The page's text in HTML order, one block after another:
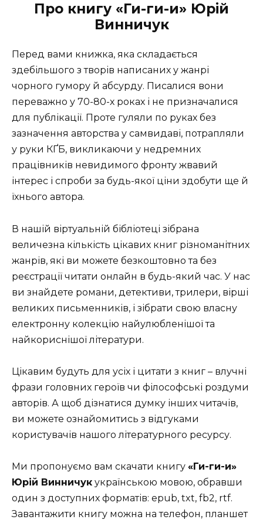
Про книгу «Ги-ги-и» Юрій
Винничук
Перед вами книжка, яка складається
здебільшого з творів написаних у жанрі
чорного гумору й абсурду. Писалися вони
переважно у 70-80-х роках і не призначалися
для публікації. Проте гуляли по руках без
зазначення авторства у самвидаві, потрапляли
у руки КҐБ, викликаючи у недремних
працівників невидимого фронту жвавий
інтерес і спроби за будь-якої ціни здобути ще й
їхнього автора.
В нашій віртуальній бібліотеці зібрана
величезна кількість цікавих книг різноманітних
жанрів, які ви можете безкоштовно та без
реєстрації читати онлайн в будь-який час. У нас
ви знайдете романи, детективи, трилери, вірші
великих письменників, і зібрати свою власну
електронну колекцію найулюбленішої та
найкориснішої літератури.
Цікавим будуть для усіх і цитати з книг – влучні
фрази головних героїв чи філософські роздуми
авторів. А щоб дізнатися думку інших читачів,
ви можете ознайомитись з відгуками
користувачів нашого літературного ресурсу.
Ми пропонуємо вам скачати книгу «Ги-ги-и»
Юрій Винничук українською мовою, обравши
один з доступних форматів: epub, txt, fb2, rtf.
Завантажити книгу можна на телефон, планшет